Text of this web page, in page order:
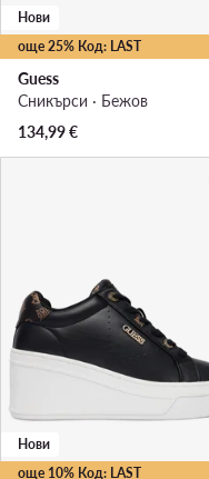
още 25% Код: LAST
Нови
Guess
Сникърси · Бежов
134,99€
още 10% Код: LAST
Нови